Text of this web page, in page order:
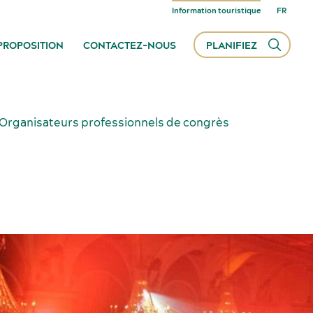
PLANIFIEZ
CONTACTEZ-NOUS
Lieux de réception
Fournisseurs
Information touristique
EN FR
professionnels de congrès